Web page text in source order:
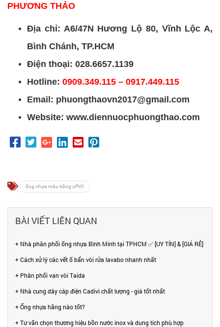
PHƯƠNG THẢO
Địa chỉ: A6/47N Hương Lộ 80, Vĩnh Lộc A,
Bình Chánh, TP.HCM
Điện thoại: 028.6657.1139
Hotline: 0909.349.115 – 0917.449.115
Email: phuongthaovn2017@gmail.com
Website: www.diennuocphuongthao.com
ống nhựa màu trắng uPVC
BÀI VIẾT LIÊN QUAN
+ Nhà phân phối ống nhựa Bình Minh tại TPHCM ✅ [UY TÍN] & [GIÁ RẺ]
+ Cách xử lý các vết ố bẩn vòi rửa lavabo nhanh nhất
+ Phân phối van vòi Taida
+ Nhà cung dây cáp điện Cadivi chất lượng - giá tốt nhất
+ Ống nhựa hãng nào tốt?
+ Tư vấn chọn thương hiệu bồn nước inox và dung tích phù hợp